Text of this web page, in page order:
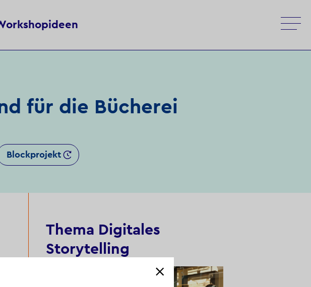
für die Bücherei
Blockprojekt
Thema Digitales
Storytelling